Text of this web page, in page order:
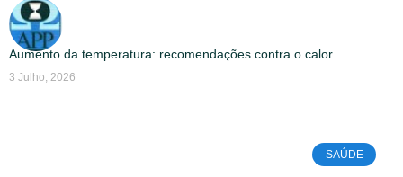
Aumento da temperatura: recomendações contra o calor
3 Julho, 2026
SAÚDE